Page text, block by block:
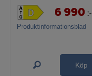
Produktinformationsblad
6 990 :-
Köp